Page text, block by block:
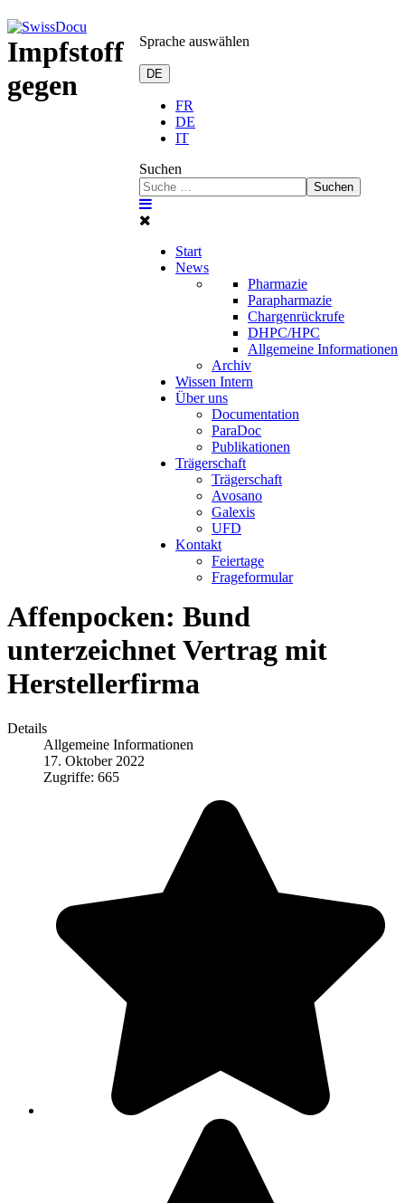
Sprache auswählen
DE
FR
DE
IT
Suchen
Suchen
Start
News
Pharmazie
Parapharmazie
Chargenrückrufe
DHPC/HPC
Allgemeine Informationen
Archiv
Wissen Intern
Über uns
Documentation
ParaDoc
Publikationen
Trägerschaft
Trägerschaft
Avosano
Galexis
UFD
Kontakt
Feiertage
Frageformular
Impfstoff
gegen
Affenpocken: Bund
unterzeichnet Vertrag mit
Herstellerfirma
Details
Allgemeine Informationen
17. Oktober 2022
Zugriffe: 665